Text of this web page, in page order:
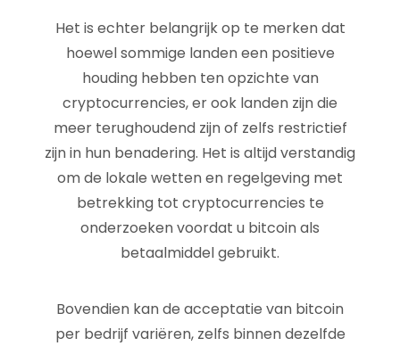
Het is echter belangrijk op te merken dat
hoewel sommige landen een positieve
houding hebben ten opzichte van
cryptocurrencies, er ook landen zijn die
meer terughoudend zijn of zelfs restrictief
zijn in hun benadering. Het is altijd verstandig
om de lokale wetten en regelgeving met
betrekking tot cryptocurrencies te
onderzoeken voordat u bitcoin als
betaalmiddel gebruikt.
Bovendien kan de acceptatie van bitcoin
per bedrijf variëren, zelfs binnen dezelfde